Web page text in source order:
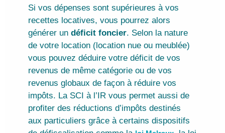
Si vos dépenses sont supérieures à vos
recettes locatives, vous pourrez alors
générer undéficit foncier. Selon la nature
de votre location (location nue ou meublée)
vous pouvez déduire votre déficit de vos
revenus de même catégorie ou de vos
revenus globaux de façon à réduire vos
impôts. La SCI à l’IR vous permet aussi de
profiter des réductions d’impôts destinés
aux particuliers grâce à certains dispositifs